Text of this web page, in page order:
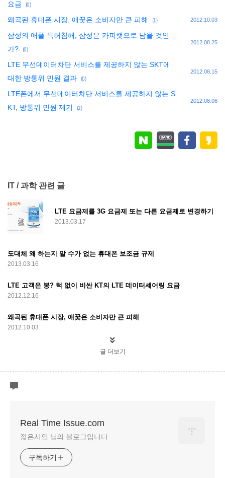
요금 (0)
왜곡된 휴대폰 시장, 애꿎은 소비자만 큰 피해 (1) 2012.10.03
삼성의 애플 특허침해, 삼성은 카피캣으로 남을 것인
가? (0)
2012.08.25
LTE 무선데이터차단 서비스를 제공하지 않는 SKT에
대한 방통위 민원 결과 (0)
2012.08.15
LTE폰에서 무선데이터차단 서비스를 제공하지 않는 S
KT, 방통위 민원 제기
(2)
2012.08.06
IT / 과학 관련 글
LTE 요금제를 3G 요금제 또는 다른 요금제로 변경하기
2013.03.17
도대체 왜 하는지 알 수가 없는 휴대폰 보조금 규제
2013.03.16
LTE 고객은 봉? 턱 없이 비싼 KT의 LTE 데이터셰어링 요금
2012.12.16
왜곡된 휴대폰 시장, 애꿎은 소비자만 큰 피해
2012.10.03
글 더보기
Real Time Issue.com
젊은시인 님의 블로그입니다.
구독하기